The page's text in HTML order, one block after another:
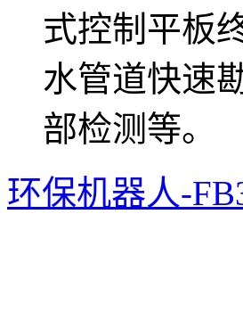
式控制平板
水管道快速
部检测等。
环保机器人-